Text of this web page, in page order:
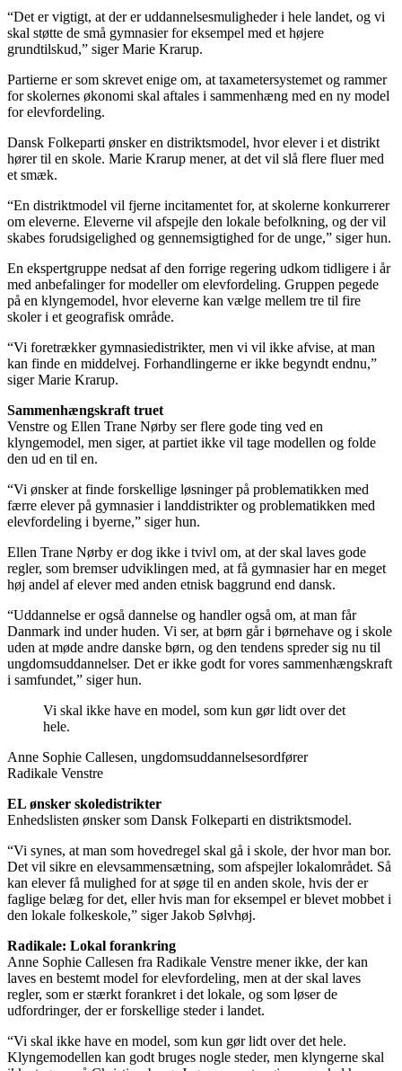
“Det er vigtigt, at der er uddannelsesmuligheder i hele landet, og vi
skal støtte de små gymnasier for eksempel med et højere
grundtilskud,” siger Marie Krarup.
Partierne er som skrevet enige om, at taxametersystemet og rammer
for skolernes økonomi skal aftales i sammenhæng med en ny model
for elevfordeling.
Dansk Folkeparti ønsker en distriktsmodel, hvor elever i et distrikt
hører til en skole. Marie Krarup mener, at det vil slå flere fluer med
et smæk.
“En distriktmodel vil fjerne incitamentet for, at skolerne konkurrerer
om eleverne. Eleverne vil afspejle den lokale befolkning, og der vil
skabes forudsigelighed og gennemsigtighed for de unge,” siger hun.
En ekspertgruppe nedsat af den forrige regering udkom tidligere i år
med anbefalinger for modeller om elevfordeling. Gruppen pegede
på en klyngemodel, hvor eleverne kan vælge mellem tre til fire
skoler i et geografisk område.
“Vi foretrækker gymnasiedistrikter, men vi vil ikke afvise, at man
kan finde en middelvej. Forhandlingerne er ikke begyndt endnu,”
siger Marie Krarup.
Sammenhængskraft truet
Venstre og Ellen Trane Nørby ser flere gode ting ved en
klyngemodel, men siger, at partiet ikke vil tage modellen og folde
den ud en til en.
“Vi ønsker at finde forskellige løsninger på problematikken med
færre elever på gymnasier i landdistrikter og problematikken med
elevfordeling i byerne,” siger hun.
Ellen Trane Nørby er dog ikke i tvivl om, at der skal laves gode
regler, som bremser udviklingen med, at få gymnasier har en meget
høj andel af elever med anden etnisk baggrund end dansk.
“Uddannelse er også dannelse og handler også om, at man får
Danmark ind under huden. Vi ser, at børn går i børnehave og i skole
uden at møde andre danske børn, og den tendens spreder sig nu til
ungdomsuddannelser. Det er ikke godt for vores sammenhængskraft
i samfundet,” siger hun.
Vi skal ikke have en model, som kun gør lidt over det
hele.
Anne Sophie Callesen, ungdomsuddannelsesordfører
Radikale Venstre
EL ønsker skoledistrikter
Enhedslisten ønsker som Dansk Folkeparti en distriktsmodel.
“Vi synes, at man som hovedregel skal gå i skole, der hvor man bor.
Det vil sikre en elevsammensætning, som afspejler lokalområdet. Så
kan elever få mulighed for at søge til en anden skole, hvis der er
faglige belæg for det, eller hvis man for eksempel er blevet mobbet i
den lokale folkeskole,” siger Jakob Sølvhøj.
Radikale: Lokal forankring
Anne Sophie Callesen fra Radikale Venstre mener ikke, der kan
laves en bestemt model for elevfordeling, men at der skal laves
regler, som er stærkt forankret i det lokale, og som løser de
udfordringer, der er forskellige steder i landet.
“Vi skal ikke have en model, som kun gør lidt over det hele.
Klyngemodellen kan godt bruges nogle steder, men klyngerne skal